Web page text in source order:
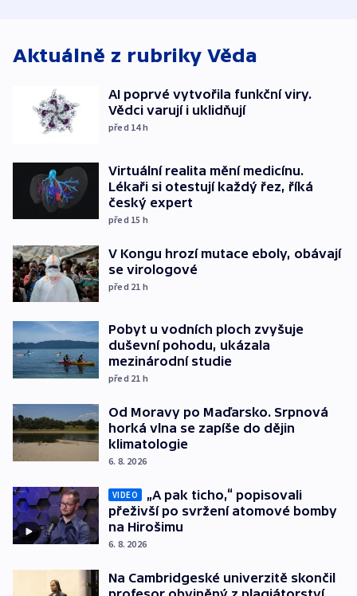
Aktuálně z rubriky Věda
AI poprvé vytvořila funkční viry.
Vědci varují i uklidňují
před 14h
Virtuální realita mění medicínu.
Lékaři si otestují každý řez, říká
český expert
před 15 h
V Kongu hrozí mutace eboly, obávají
se virologové
před 21 h
Pobyt u vodních ploch zvyšuje
duševní pohodu, ukázala
mezinárodní studie
před 21 h
Od Moravy po Maďarsko. Srpnová
horká vlna se zapíše do dějin
klimatologie
6. 8. 2026
VIDEO
„A pak ticho,“ popisovali
přeživší po svržení atomové bomby
na Hirošimu
6. 8. 2026
Na Cambridgeské univerzitě skončil